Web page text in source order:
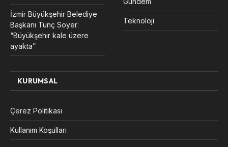
İzmir Büyükşehir Belediye
Başkanı Tunç Soyer:
“Büyükşehir kale üzere
ayakta”
Teknoloji
KURUMSAL
Çerez Politikası
Kullanım Koşulları